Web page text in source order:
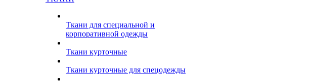
Ткани для специальной и
корпоративной одежды
Ткани курточные
Ткани курточные для спецодежды